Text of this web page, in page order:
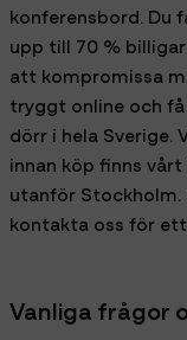
konferensbord. Du
upp till 70 %
att kompromissa
tryggt online och
dörr i hela Sverige.
innan köp finns
utanför Stockholm.
kontakta oss för
Vanliga frågor